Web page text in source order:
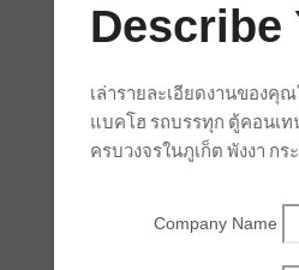
Describe
เล่ารายละเอียดงานของคุ
แบคโฮ รถบรรทุก ตู้คอนเท
ครบวงจรในภูเก็ต พังงา ก
Company Name